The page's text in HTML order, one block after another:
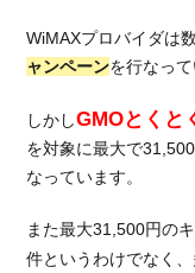
の人気
プロパ
紹介
2.1.
GMO
くBB
WiMAX
WiMAXプロバイダは
ャンペーンを行なっ
しかしGMOとくと
を対象に最大で
なっています。
また最大31,500円の
件というわけでなく